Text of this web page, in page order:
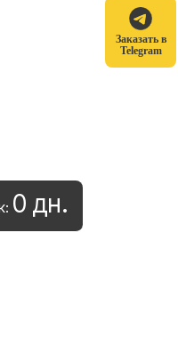
Заказать в
Telegram
0 дн.